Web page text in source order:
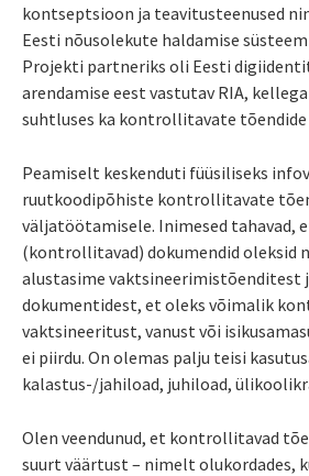
kontseptsioon ja teavitusteenused
Eesti nõusolekute haldamise
Projekti partneriks oli Eesti
arendamise eest vastutav RIA,
suhtluses ka kontrollitavate tõendide
Peamiselt keskenduti füüsiliseks
ruutkoodipõhiste kontrollitavate
väljatöötamisele. Inimesed tahavad,
(kontrollitavad) dokumendid oleksid
alustasime vaktsineerimistõenditest
dokumentidest, et oleks võimalik
vaktsineeritust, vanust või
ei piirdu. On olemas palju teisi
kalastus-/jahiload, juhiload,
Olen veendunud, et kontrollitavad
suurt väärtust – nimelt olukordades,